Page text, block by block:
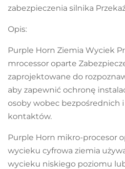
zabezpieczenia silnika
Opis:
Purple Horn Ziemia Wyciek
mrocessor oparte
zaprojektowane do
aby zapewnić ochronę
osoby wobec bezpośrednich
kontaktów.
Purple Horn mikro-procesor
wycieku cyfrowa ziemia
wycieku niskiego poziomu